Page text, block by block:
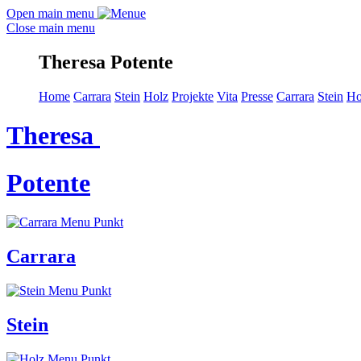
Open main menu
Close main menu
Theresa Potente
Home Carrara Stein Holz Projekte Vita Presse Carrara Stein
Theresa
Potente
Carrara
Stein